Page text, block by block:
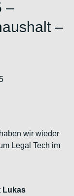
–
–
wir wieder
Legal Tech im
Lukas